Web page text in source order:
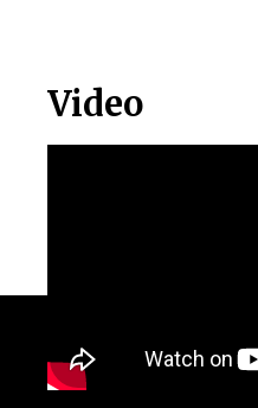
Video